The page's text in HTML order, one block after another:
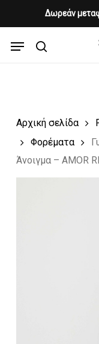
Δωρεάν
content
Menu
Cart
Αρχική σελίδα
Φορέματα
Άνοιγμα – AMOR